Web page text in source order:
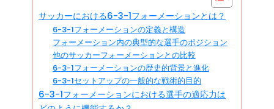
サッカーにおける6-3-1フォーメーションとは？
6-3-1フォーメーションの定義と構造
フォーメーション内の典型的な選手のポジション
他のサッカーフォーメーションとの比較
6-3-1フォーメーションの歴史的背景と進化
6-3-1セットアップの一般的な戦術的目的
6-3-1フォーメーションにおける選手の適応力は